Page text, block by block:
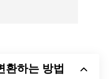
환하는 방법